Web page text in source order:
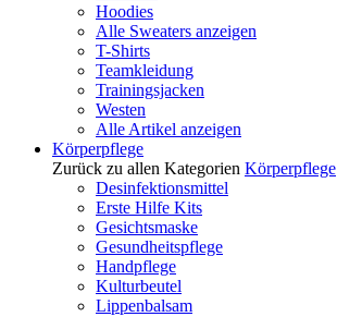
Hoodies
Alle Sweaters anzeigen
T-Shirts
Teamkleidung
Trainingsjacken
Westen
Alle Artikel anzeigen
Körperpflege
Zurück zu allen Kategorien Körperpflege
Desinfektionsmittel
Erste Hilfe Kits
Gesichtsmaske
Gesundheitspflege
Handpflege
Kulturbeutel
Lippenbalsam